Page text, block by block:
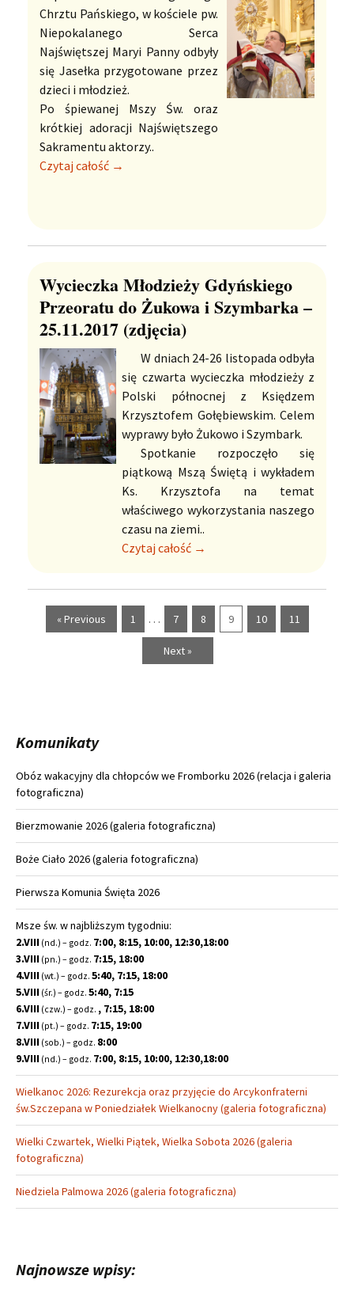
Chrztu Pańskiego, w kościele pw.
Niepokalanego Serca
Najświętszej Maryi Panny odbyły
się Jasełka przygotowane przez
dzieci i młodzież.
Po śpiewanej Mszy Św. oraz
krótkiej adoracji Najświętszego
Sakramentu aktorzy..
Czytaj całość →
Wycieczka Młodzieży Gdyńskiego
Przeoratu do Żukowa i Szymbarka –
25.11.2017 (zdjęcia)
W dniach 24-26 listopada odbyła
się czwarta wycieczka młodzieży z
Polski północnej z Księdzem
Krzysztofem Gołębiewskim. Celem
wyprawy było Żukowo i Szymbark.
Spotkanie rozpoczęło się
piątkową Mszą Świętą i wykładem
Ks. Krzysztofa na temat
właściwego wykorzystania naszego
czasu na ziemi..
Czytaj całość →
« Previous 1 … 7 8 9 10 11
Next »
Komunikaty
Obóz wakacyjny dla chłopców we Fromborku 2026 (relacja i galeria
fotograficzna)
Bierzmowanie 2026 (galeria fotograficzna)
Boże Ciało 2026 (galeria fotograficzna)
Pierwsza Komunia Święta 2026
Msze św. w najbliższym tygodniu:
2.VIII (nd.) – godz. 7:00, 8:15, 10:00, 12:30,18:00
3.VIII (pn.) – godz. 7:15, 18:00
4.VIII (wt.) – godz. 5:40, 7:15, 18:00
5.VIII (śr.) – godz. 5:40, 7:15
6.VIII (czw.) – godz. , 7:15, 18:00
7.VIII (pt.) – godz. 7:15, 19:00
8.VIII (sob.) – godz. 8:00
9.VIII (nd.) – godz. 7:00, 8:15, 10:00, 12:30,18:00
Wielkanoc 2026: Rezurekcja oraz przyjęcie do Arcykonfraterni
św.Szczepana w Poniedziałek Wielkanocny (galeria fotograficzna)
Wielki Czwartek, Wielki Piątek, Wielka Sobota 2026 (galeria
fotograficzna)
Niedziela Palmowa 2026 (galeria fotograficzna)
Najnowsze wpisy: